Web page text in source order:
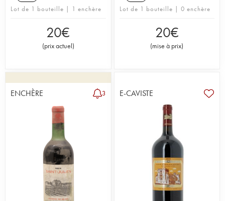
Lot de 1 bouteille | 1 enchère
20€
(prix actuel)
Lot de 1 bouteille | 0 enchère
20€
(mise à prix)
ENCHÈRE 3 E-CAVISTE